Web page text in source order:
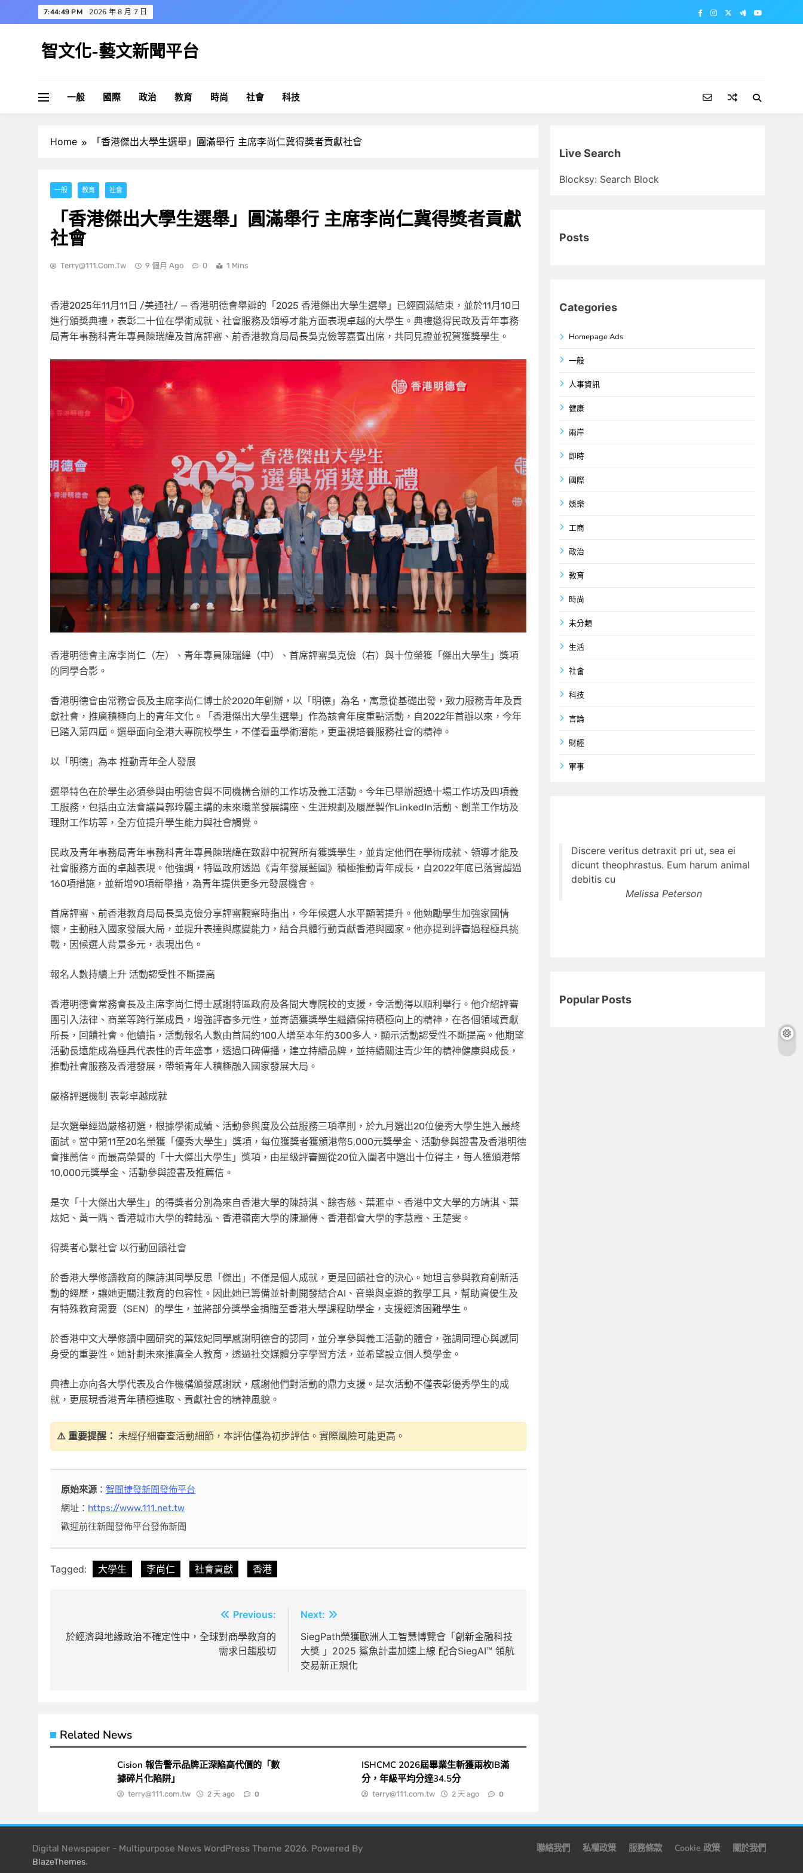
to
7:44:50 PM 2026 年 8 月 7 日
智文化-藝文新聞平台
一般 國際 政治 教育 時尚 社會 科技
Home 「香港傑出大學生選舉」圓滿舉行 主席李尚仁冀得獎者貢獻社會
一般 教育 社會
「香港傑出大學生選舉」圓滿舉行 主席李尚仁冀得獎者貢獻
社會
Terry@111.com.tw 9 個月 Ago 0 1 Mins
香港2025年11月11日 /美通社/ — 香港明德會舉辧的「2025 香港傑出大學生選舉」已經圓滿結束，並於11月10日
進行頒獎典禮，表彰二十位在學術成就、社會服務及領導才能方面表現卓越的大學生。典禮邀得民政及青年事務
局青年事務科青年專員陳瑞緯及首席評審、前香港教育局局長吳克儉等嘉賓出席，共同見證並祝賀獲獎學生。
香港明德會主席李尚仁（左）、青年專員陳瑞緯（中）、首席評審吳克儉（右）與十位榮獲「傑出大學生」獎項
的同學合影。
香港明德會由常務會長及主席李尚仁博士於2020年創辦，以「明德」為名，寓意從基礎出發，致力服務青年及貢
獻社會，推廣積極向上的青年文化。「香港傑出大學生選舉」作為該會年度重點活動，自2022年首辦以來，今年
已踏入第四屆。選舉面向全港大專院校學生，不僅看重學術潛能，更重視培養服務社會的精神。
以「明德」為本 推動青年全人發展
選舉特色在於學生必須參與由明德會與不同機構合辦的工作坊及義工活動。今年已舉辦超過十場工作坊及四項義
工服務，包括由立法會議員郭玲麗主講的未來職業發展講座、生涯規劃及履歷製作LinkedIn活動、創業工作坊及
理財工作坊等，全方位提升學生能力與社會觸覺。
民政及青年事務局青年事務科青年專員陳瑞緯在致辭中祝賀所有獲獎學生，並肯定他們在學術成就、領導才能及
社會服務方面的卓越表現。他強調，特區政府透過《青年發展藍圖》積極推動青年成長，自2022年底已落實超過
160項措施，並新增90項新舉措，為青年提供更多元發展機會。
首席評審、前香港教育局局長吳克儉分享評審觀察時指出，今年候選人水平顯著提升。他勉勵學生加強家國情
懷，主動融入國家發展大局，並提升表達與應變能力，結合具體行動貢獻香港與國家。他亦提到評審過程極具挑
戰，因候選人背景多元，表現出色。
報名人數持續上升 活動認受性不斷提高
香港明德會常務會長及主席李尚仁博士感謝特區政府及各間大專院校的支援，令活動得以順利舉行。他介紹評審
團引入法律、商業等跨行業成員，增強評審多元性，並寄語獲獎學生繼續保持積極向上的精神，在各個領域貢獻
所長，回饋社會。他續指，活動報名人數由首屆約100人增至本年約300多人，顯示活動認受性不斷提高。他期望
活動長遠能成為極具代表性的青年盛事，透過口碑傳播，建立持續品牌，並持續關注青少年的精神健康與成長，
推動社會服務及香港發展，帶領青年人積極融入國家發展大局。
嚴格評選機制 表彰卓越成就
是次選舉經過嚴格初選，根據學術成績、活動參與度及公益服務三項準則，於九月選出20位優秀大學生進入最終
面試。當中第11至20名榮獲「優秀大學生」獎項，每位獲獎者獲頒港幣5,000元獎學金、活動參與證書及香港明德
會推薦信。而最高榮譽的「十大傑出大學生」獎項，由星級評審團從20位入圍者中選出十位得主，每人獲頒港幣
10,000元獎學金、活動參與證書及推薦信。
是次「十大傑出大學生」的得獎者分別為來自香港大學的陳詩淇、餘杏慈、葉滙卓、香港中文大學的方靖淇、葉
炫妃、黃一隅、香港城市大學的韓鋕泓、香港嶺南大學的陳灦傳、香港都會大學的李慧霞、王楚雯。
得獎者心繫社會 以行動回饋社會
於香港大學修讀教育的陳詩淇同學反思「傑出」不僅是個人成就，更是回饋社會的決心。她坦言參與教育創新活
動的經歷，讓她更關注教育的包容性。因此她已籌備並計劃開發結合AI、音樂與桌遊的教學工具，幫助資優生及
有特殊教育需要（SEN）的學生，並將部分獎學金捐贈至香港大學課程助學金，支援經濟困難學生。
於香港中文大學修讀中國研究的葉炫妃同學感謝明德會的認同，並分享參與義工活動的體會，強調同理心與感同
身受的重要性。她計劃未來推廣全人教育，透過社交媒體分享學習方法，並希望設立個人獎學金。
典禮上亦向各大學代表及合作機構頒發感謝狀，感謝他們對活動的鼎力支援。是次活動不僅表彰優秀學生的成
就，更展現香港青年積極進取、貢獻社會的精神風貌。
⚠️ 重要提醒： 未經仔細審查活動細節，本評估僅為初步評估。實際風險可能更高。
原始來源 ：智聞捷發新聞發佈平台
網址： https://www.111.net.tw
歡迎前往新聞發佈平台發佈新聞
Tagged: 大學生 李尚仁 社會貢獻 香港
章
Previous:
於經濟與地緣政治不確定性中，全球對商學教育的
需求日趨殷切
Next:
SiegPath榮獲歐洲人工智慧博覽會「創新金融科技
大獎 」2025 鯊魚計畫加速上線 配合SiegAI™ 領航
交易新正規化
Related News
Cision 報告警示品牌正深陷高代價的「數
據碎片化陷阱」
terry@111.com.tw 2 天 ago 0
ISHCMC 2026屆畢業生斬獲兩枚IB滿
分，年級平均分達34.5分
terry@111.com.tw 2 天 ago 0
Live Search
Blocksy: Search Block
Posts
Categories
Homepage Ads
一般
人事資訊
健康
兩岸
即時
國際
娛樂
工商
政治
教育
時尚
未分類
生活
社會
科技
言論
財經
軍事
Discere veritus detraxit pri ut, sea ei
dicunt theophrastus. Eum harum animal
debitis cu
Melissa Peterson
Popular Posts
Digital Newspaper - Multipurpose News WordPress Theme 2026. Powered By
BlazeThemes.
聯絡我們 私權政策 服務條款 Cookie 政策 關於我們